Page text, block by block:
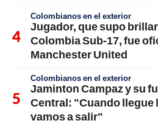
Colombianos en el exterior
Jugador, que supo
Colombia Sub-17, fue
Manchester United
Colombianos en el exterior
Jaminton Campaz y su
Central: "Cuando llegue
vamos a salir"